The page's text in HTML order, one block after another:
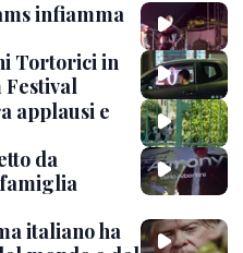
infiamma
Tortorici in
Festival
applausi e
da
italiano ha